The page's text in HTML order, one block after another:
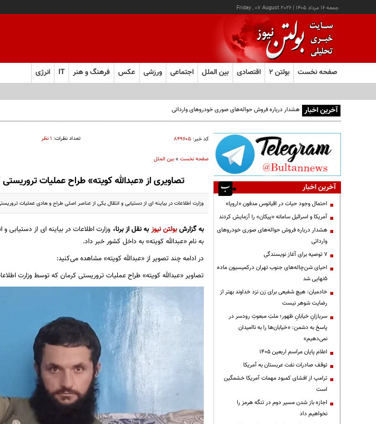
جمعه ۱۶ مرداد ۱۴۰۵ |
Friday , 07 August 2026
صفحه نخست بولتن ۲ اقتصادی بین الملل اجتماعی ورزشی عکس فرهنگ و هنر IT انرژی
آخرین اخبار
کد خبر: ۸۴۹۶۰۵ تعداد نظرات: ۱ نظر
صفحه نخست»بین الملل
تصاویری از «عبدالله کویته» طراح عملیات
وزارت اطلاعات در بیاینه ای از دستیابی و انتقال یکی از عناصر اصلی طراح و هادی عملیات
به گزارشبولتن نیوز به نقل از برنا، وزارت اطلاعات در بیاینه ای از
به نام «عبدالله کویته» به داخل کشور خبر داد.
در ادامه چند تصویر از «عبدالله کویته» مشاهده می‌کنید:
تصاویر «عبدالله کویته» طراح عملیات تروریستی کرمان که توسط وزارت
آخرین اخبار
احتمال وجود حیات در اقیانوس مدفون «اروپا»
آمریکا و اسرائیل سامانه «پیکان» را آزمایش کردند
هشدار درباره فروش حواله‌های صوری خودروهای
وارداتی
۷ توصیه برای آغاز نویسندگی
احیای شن‌چاله‌های جنوب تهران درکمیسیون ماده
۵نهایی شد
خادمیان: هیچ شفیعی برای زن نزد خداوند بهتر از
رضایت شوهر نیست
سربازانِ خیابانِ ظهور؛ ملتِ مبعوثِ رودسر در
پاسخ به دشمن: «خیابان‌ها را به ناامیدان
نمی‌دهیم»
اعلام پایان مراسم اربعین ۱۴۰۵
توقف صادرات نفت عربستان به آمریکا
ترامپ از افشای کمبود مهمات آمریکا خشمگین
است
اجازه باز شدن مسیر دوم در تنگه هرمز را
نخواهیم داد